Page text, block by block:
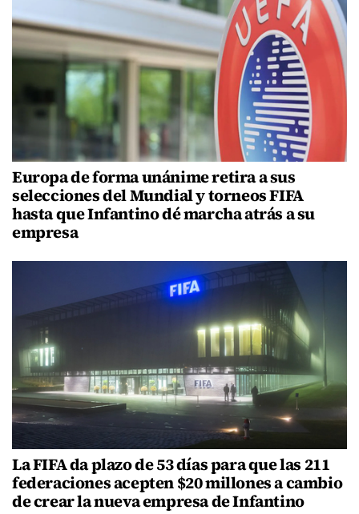
Europa de forma unánime retira a sus
selecciones del Mundial y torneos FIFA
hasta que Infantino dé marcha atrás a su
empresa
La FIFA da plazo de 53 días para que las 211
federaciones acepten $20 millones a cambio
de crear la nueva empresa de Infantino